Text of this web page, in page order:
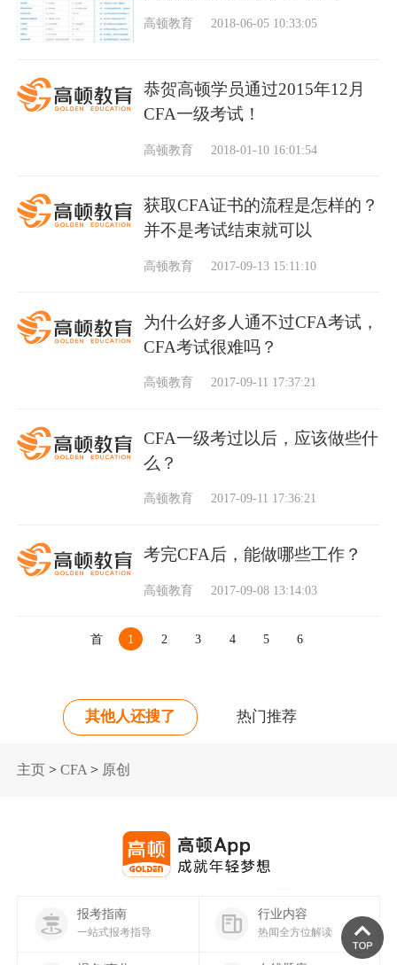
高顿教育 2018-06-05 10:33:05
恭贺高顿学员通过2015年12月
CFA一级考试！
高顿教育 2018-01-10 16:01:54
获取CFA证书的流程是怎样的？
并不是考试结束就可以
高顿教育 2017-09-13 15:11:10
为什么好多人通不过CFA考试，
CFA考试很难吗？
高顿教育 2017-09-11 17:37:21
CFA一级考过以后，应该做些什
么？
高顿教育 2017-09-11 17:36:21
考完CFA后，能做哪些工作？
高顿教育 2017-09-08 13:14:03
首
1 2 3 4 5 6
其他人还搜了 热门推荐
主页 >CFA > 原创
报考指南
一站式报考指导
行业内容
热闻全方位解读